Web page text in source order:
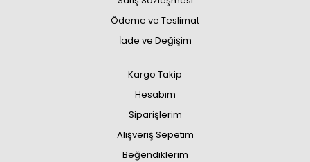
Ödeme ve Teslimat
İade ve Değişim
Kargo Takip
Hesabım
Siparişlerim
Alışveriş Sepetim
Beğendiklerim